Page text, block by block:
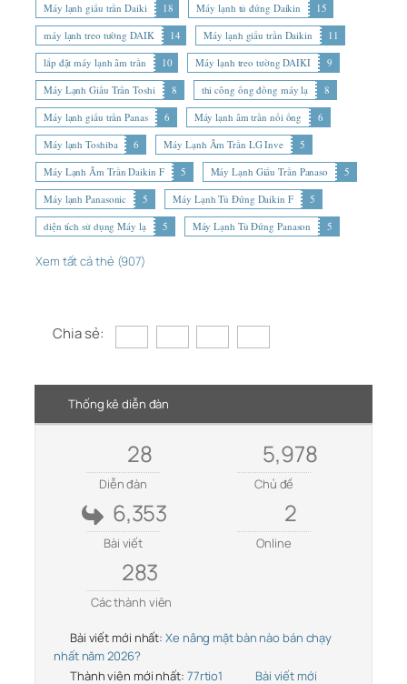
Máy lạnh giấu trần Daiki
18 Máy lạnh tủ đứng Daikin
15
máy lạnh treo tường DAIK
14 Máy lạnh giấu trần Daikin
11
lắp đặt máy lạnh âm trần
10 Máy lạnh treo tường DAIKI
9
Máy Lạnh Giấu Trần Toshi
8 thi công ống đồng máy lạ
8
Máy lạnh giấu trần Panas
6 Máy lạnh âm trần nối ống
6
Máy lạnh Toshiba
6 Máy Lạnh Âm Trần LG Inve
5
Máy Lạnh Âm Trần Daikin F
5 Máy Lạnh Giấu Trần Panaso
5
Máy lạnh Panasonic
5 Máy Lạnh Tủ Đứng Daikin F
5
diện tích sử dụng Máy lạ
5 Máy Lạnh Tủ Đứng Panason 5
Xem tất cả thẻ (907)
Chia sẻ:
Thống kê diễn đàn
28
Diễn đàn
5,978
Chủ đề
6,353
Bài viết
2
Online
283
Các thành viên
Bài viết mới nhất: Xe nâng mặt bàn nào bán chạy
nhất năm 2026?
Thành viên mới nhất: 77rtio1 Bài viết mới